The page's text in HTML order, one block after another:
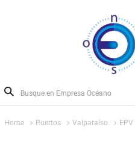
Home Puertos Valparaíso EPV